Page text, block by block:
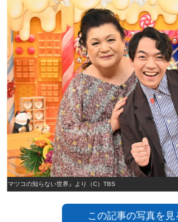
『マツコの知らない世界』より（C）TBS
この記事の写真を見